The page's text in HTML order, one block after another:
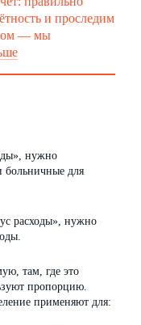
и проследим
— мы
нужно
больничные для
расходы», нужно
там, где это
пропорцию.
применяют для: